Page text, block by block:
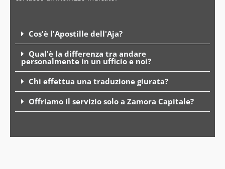
Cos'è l'Apostille dell'Aja?
Qual'è la differenza tra andare
personalmente in un ufficio e noi?
Chi effettua una traduzione giurata?
Offriamo il servizio solo a Zamora Capitale?